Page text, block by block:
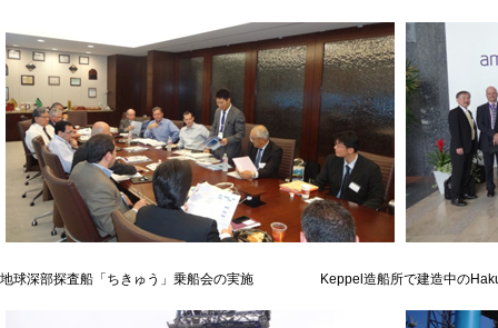
地球深部探査船「ちきゅう」乗船会の実施 Keppel造船所で建造中の